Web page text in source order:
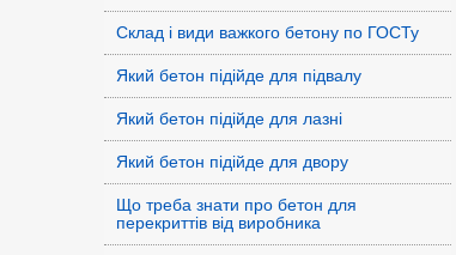
Склад і види важкого бетону по ГОСТу
Який бетон підійде для підвалу
Який бетон підійде для лазні
Який бетон підійде для двору
Що треба знати про бетон для
перекриттів від виробника